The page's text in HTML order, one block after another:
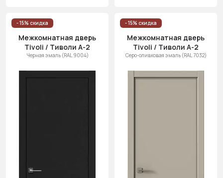
- 15% скидка
Межкомнатная дверь
Tivoli / Тиволи А-2
Черная эмаль (RAL 9004)
- 15% скидка
Межкомнатная дверь
Tivoli / Тиволи А-2
Серо-оливковая эмаль (RAL 7032)